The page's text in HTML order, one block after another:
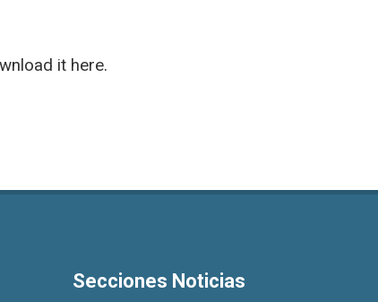
it here.
Secciones Noticias